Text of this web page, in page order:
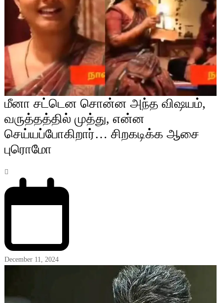
மீனா சட்டென சொன்ன அந்த விஷயம்,
வருத்தத்தில் முத்து, என்ன
செய்யப்போகிறார்… சிறகடிக்க ஆசை
புரொமோ
December 11, 2024